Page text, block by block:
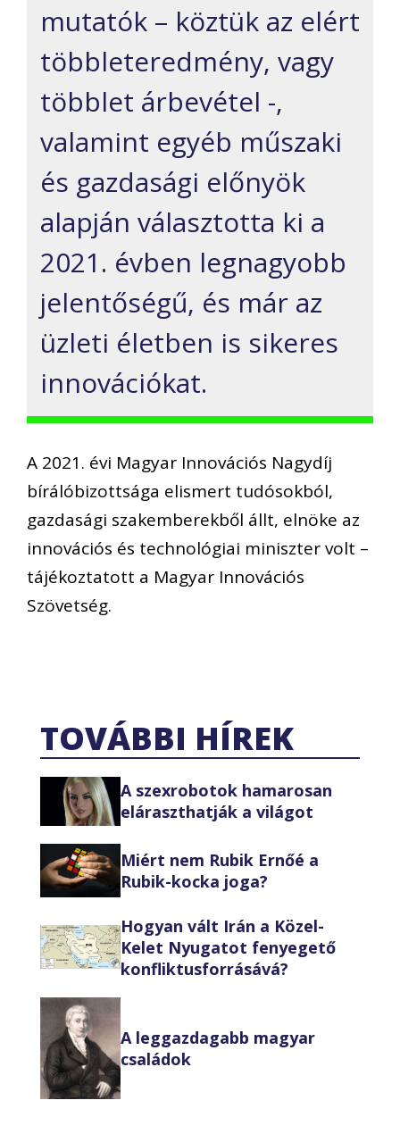
mutatók – köztük az elért
többleteredmény, vagy
többlet árbevétel -,
valamint egyéb műszaki
és gazdasági előnyök
alapján választotta ki a
2021. évben legnagyobb
jelentőségű, és már az
üzleti életben is sikeres
innovációkat.
A 2021. évi Magyar Innovációs Nagydíj
bírálóbizottsága elismert tudósokból,
gazdasági szakemberekből állt, elnöke az
innovációs és technológiai miniszter volt –
tájékoztatott a Magyar Innovációs
Szövetség.
TOVÁBBI HÍREK
A szexrobotok hamarosan
eláraszthatják a világot
Miért nem Rubik Ernőé a
Rubik-kocka joga?
Hogyan vált Irán a Közel-
Kelet Nyugatot fenyegető
konfliktusforrásává?
A leggazdagabb magyar
családok